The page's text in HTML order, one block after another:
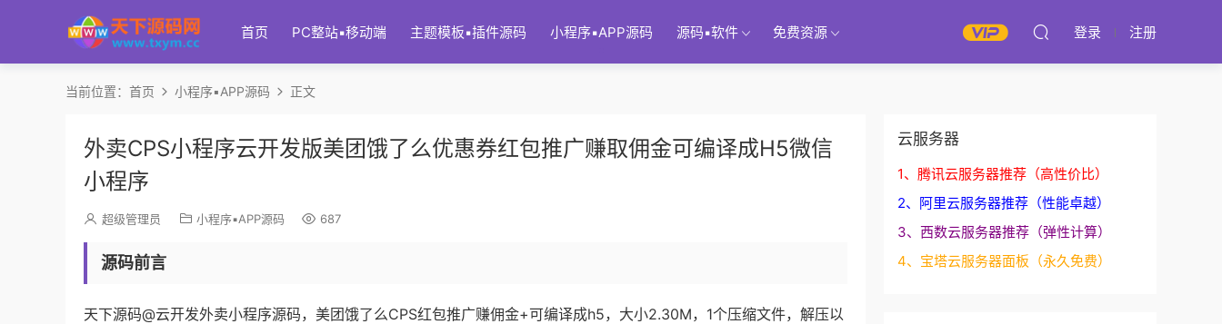
首页 PC整站▪移动端 主题模板▪插件源码 小程序▪APP源码 源码▪软件 免费资源 登录 注册
当前位置： 首页 小程序▪APP源码 正文
外卖CPS小程序云开发版美团饿了么优惠券红包推广赚取佣金可编译成H5微信
小程序
超级管理员 小程序▪APP源码 687
源码前言
天下源码@云开发外卖小程序源码，美团饿了么CPS红包推广赚佣金+可编译成h5，大小2.30M，1个压缩文件，解压以
云服务器
1、腾讯云服务器推荐（高性价比）
2、阿里云服务器推荐（性能卓越）
3、西数云服务器推荐（弹性计算）
4、宝塔云服务器面板（永久免费）